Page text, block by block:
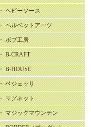
・ ヘビーソース
・ ベルベットアーツ
・ ボブ工房
・ B-CRAFT
・ B-HOUSE
・ ベジェッサ
・ マグネット
・ マジックマウンテン